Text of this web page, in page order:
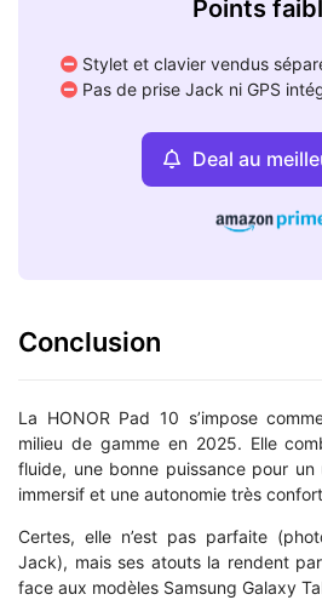
Points
Stylet et clavier vendus
Pas de prise Jack ni GPS
Deal au
Conclusion
La HONOR Pad 10 s’impose
milieu de gamme en 2025. Elle
fluide, une bonne puissance pour
immersif et une autonomie très
Certes, elle n’est pas parfaite
Jack), mais ses atouts la rendent
face aux modèles Samsung Galaxy